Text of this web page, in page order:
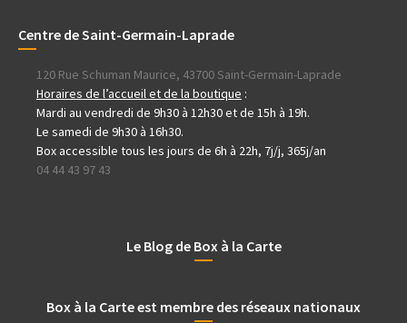
Centre de Saint-Germain-Laprade
120 Rue Schuman Maurice, 43700 Saint-Germain-Laprade
Horaires de l’accueil et de la boutique :
Mardi au vendredi de 9h30 à 12h30 et de 15h à 19h.
Le samedi de 9h30 à 16h30.
Box accessible tous les jours de 6h à 22h, 7j/j, 365j/an
04 44 43 97 43
Le Blog de Box à la Carte
Box à la Carte est membre des réseaux nationaux